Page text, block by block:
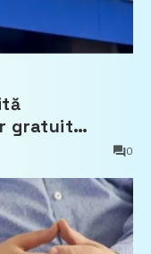
gratuit
bunurile
0